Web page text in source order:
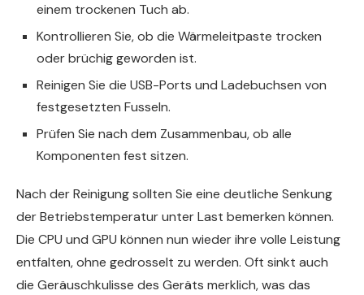
einem trockenen Tuch ab.
Kontrollieren Sie, ob die Wärmeleitpaste trocken
oder brüchig geworden ist.
Reinigen Sie die USB-Ports und Ladebuchsen von
festgesetzten Fusseln.
Prüfen Sie nach dem Zusammenbau, ob alle
Komponenten fest sitzen.
Nach der Reinigung sollten Sie eine deutliche Senkung
der Betriebstemperatur unter Last bemerken können.
Die CPU und GPU können nun wieder ihre volle Leistung
entfalten, ohne gedrosselt zu werden. Oft sinkt auch
die Geräuschkulisse des Geräts merklich, was das